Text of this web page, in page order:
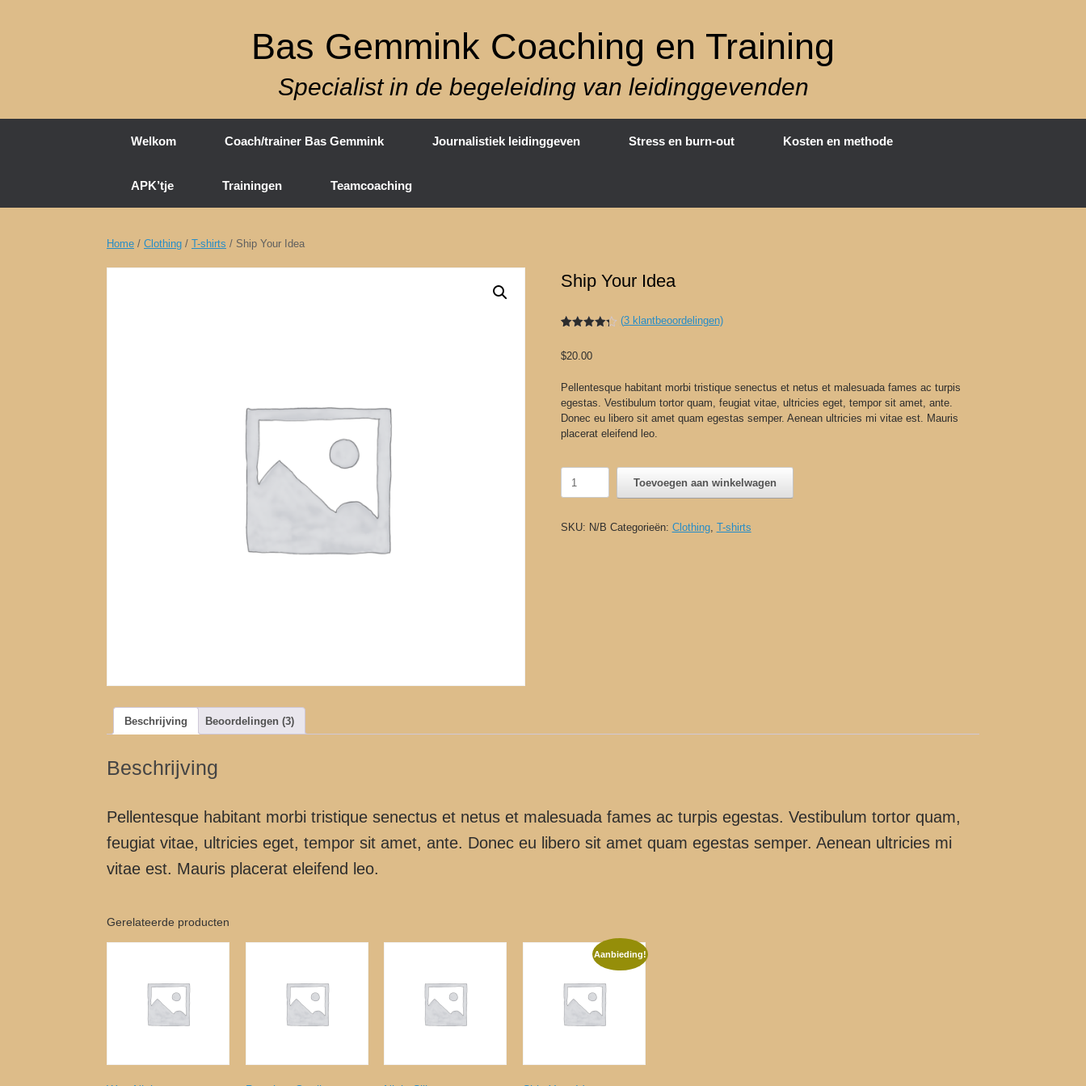
Bas Gemmink Coaching en Training
Specialist in de begeleiding van leidinggevenden
Welkom Coach/trainer Bas Gemmink Journalistiek leidinggeven Stress en burn-out Kosten en methode
APK’tje Trainingen Teamcoaching
Home / Clothing / T-shirts / Ship Your Idea
Ship Your Idea
gebaseerd
(3klantbeoordelingen)
$20.00
Pellentesque habitant morbi tristique senectus et netus et malesuada fames ac turpis
egestas. Vestibulum tortor quam, feugiat vitae, ultricies eget, tempor sit amet, ante.
Donec eu libero sit amet quam egestas semper. Aenean ultricies mi vitae est. Mauris
placerat eleifend leo.
Your
aantal
Toevoegen aan winkelwagen
SKU: N/B Categorieën: Clothing, T-shirts
Beschrijving Beoordelingen (3)
Beschrijving
Pellentesque habitant morbi tristique senectus et netus et malesuada fames ac turpis egestas. Vestibulum tortor quam,
feugiat vitae, ultricies eget, tempor sit amet, ante. Donec eu libero sit amet quam egestas semper. Aenean ultricies mi
vitae est. Mauris placerat eleifend leo.
Gerelateerde producten
Aanbieding!